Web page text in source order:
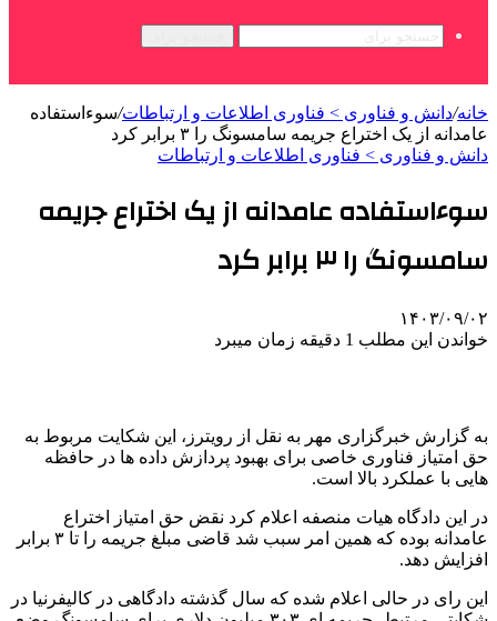
خانه/دانش و فناوری > فناوری اطلاعات و ارتباطات/سوءاستفاده
عامدانه از یک اختراع جریمه سامسونگ را ۳ برابر کرد
دانش و فناوری > فناوری اطلاعات و ارتباطات
سوءاستفاده عامدانه از یک اختراع جریمه
سامسونگ را ۳ برابر کرد
۱۴۰۳/۰۹/۰۲
خواندن این مطلب 1 دقیقه زمان میبرد
به گزارش خبرگزاری مهر به نقل از رویترز، این شکایت مربوط به
حق امتیاز فناوری خاصی برای بهبود پردازش داده ها در حافظه
هایی با عملکرد بالا است.
در این دادگاه هیات منصفه اعلام کرد نقض حق امتیاز اختراع
عامدانه بوده که همین امر سبب شد قاضی مبلغ جریمه را تا ۳ برابر
افزایش دهد.
این رای در حالی اعلام شده که سال گذشته دادگاهی در کالیفرنیا در